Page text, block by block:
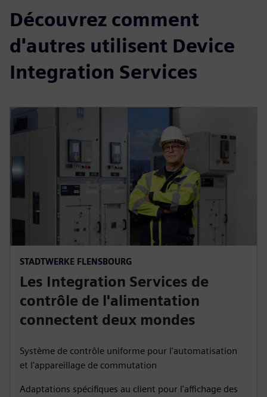
Découvrez comment
d'autres utilisent Device
Integration Services
STADTWERKE FLENSBOURG
Les Integration Services de
contrôle de l'alimentation
connectent deux mondes
Système de contrôle uniforme pour l'automatisation
et l'appareillage de commutation
Adaptations spécifiques au client pour l'affichage des